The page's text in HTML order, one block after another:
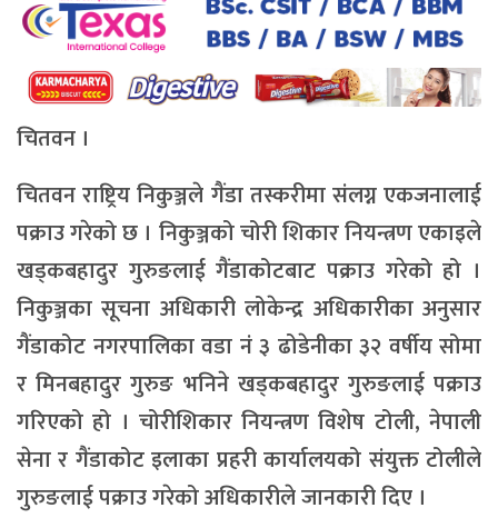
चितवन ।
चितवन राष्ट्रिय निकुञ्जले गैंडा तस्करीमा संलग्न एकजनालाई
पक्राउ गरेको छ । निकुञ्जको चोरी शिकार नियन्त्रण एकाइले
खड्कबहादुर गुरुङलाई गैंडाकोटबाट पक्राउ गरेको हो ।
निकुञ्जका सूचना अधिकारी लोकेन्द्र अधिकारीका अनुसार
गैंडाकोट नगरपालिका वडा नं ३ ढोडेनीका ३२ वर्षीय सोमा
र मिनबहादुर गुरुङ भनिने खड्कबहादुर गुरुङलाई पक्राउ
गरिएको हो । चोरीशिकार नियन्त्रण विशेष टोली, नेपाली
सेना र गैंडाकोट इलाका प्रहरी कार्यालयको संयुक्त टोलीले
गुरुङलाई पक्राउ गरेको अधिकारीले जानकारी दिए ।